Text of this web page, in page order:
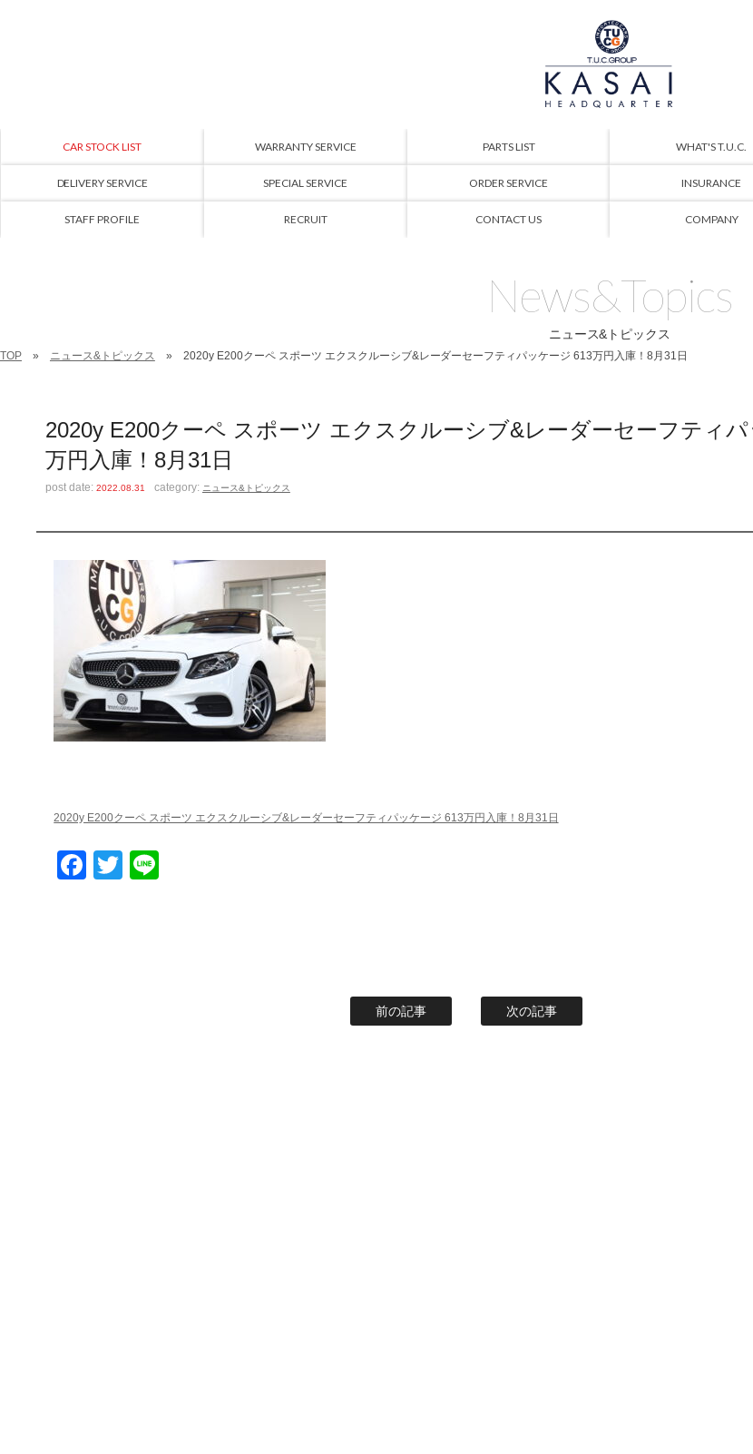
CAR STOCK LIST WARRANTY SERVICE PARTS LIST WHAT'S T.U.C.
DELIVERY SERVICE SPECIAL SERVICE ORDER SERVICE INSURANCE
STAFF PROFILE RECRUIT CONTACT US COMPANY
News&Topics
ニュース&トピックス
TOP ニュース&トピックス 2020y E200クーペ スポーツ エクスクルーシブ&レーダーセーフティパッケージ 613万円入庫！8月31日
2020y E200クーペ スポーツ エクスクルーシブ&レーダーセーフティ
万円入庫！8月31日
post date:2022.08.31 category: ニュース&トピックス
2020y E200クーペ スポーツ エクスクルーシブ&レーダーセーフティパッケージ 613万円入庫！8月31日
Facebook
Twitter
前の記事 次の記事